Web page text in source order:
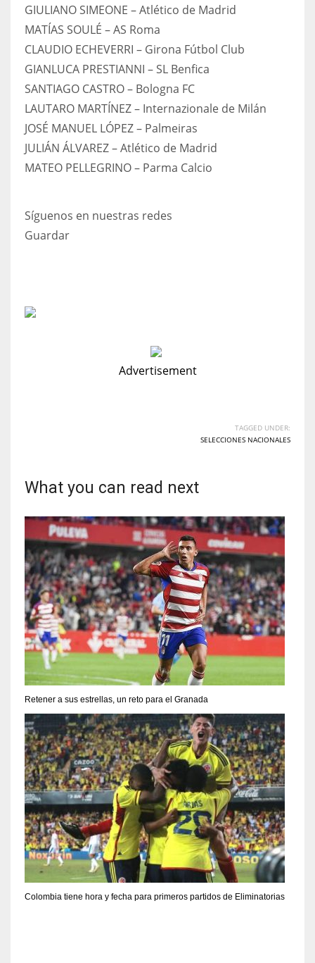
GIULIANO SIMEONE – Atlético de Madrid
MATÍAS SOULÉ – AS Roma
CLAUDIO ECHEVERRI – Girona Fútbol Club
GIANLUCA PRESTIANNI – SL Benfica
SANTIAGO CASTRO – Bologna FC
LAUTARO MARTÍNEZ – Internazionale de Milán
JOSÉ MANUEL LÓPEZ – Palmeiras
JULIÁN ÁLVAREZ – Atlético de Madrid
MATEO PELLEGRINO – Parma Calcio
Síguenos en nuestras redes
Guardar
Advertisement
TAGGED UNDER:
SELECCIONES NACIONALES
What you can read next
Retener a sus estrellas, un reto para el Granada
Colombia tiene hora y fecha para primeros partidos de Eliminatorias